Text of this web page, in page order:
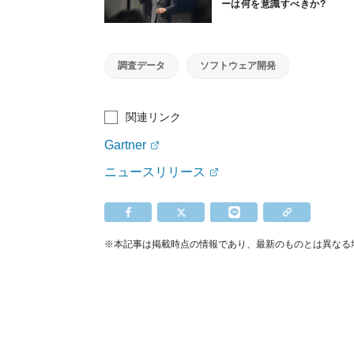
ーは何を意識すべきか?
調査データ ソフトウェア開発
関連リンク
Gartner
ニュースリリース
※本記事は掲載時点の情報であり、最新のものとは異な